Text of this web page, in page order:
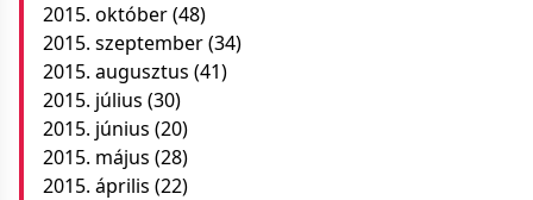
2015. október(48)
2015. szeptember(34)
2015. augusztus (41)
2015. július (30)
2015. június (20)
2015. május (28)
2015. április (22)